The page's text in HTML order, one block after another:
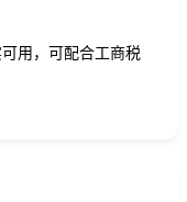
用，可配合工商税